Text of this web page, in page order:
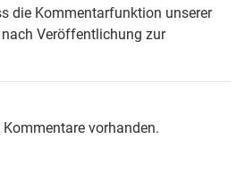
die Kommentarfunktion unserer
Veröffentlichung zur
Kommentare vorhanden.